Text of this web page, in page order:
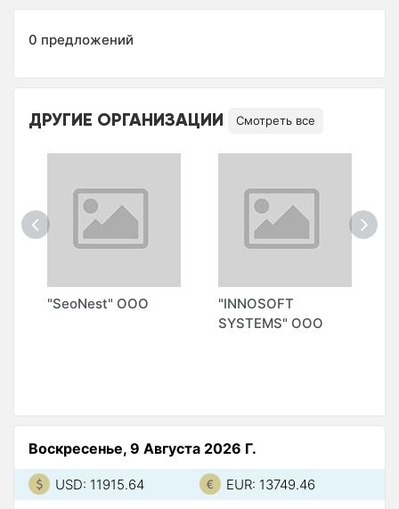
0 предложений
ДРУГИЕ ОРГАНИЗАЦИИ Смотреть все
"SeoNest" ООО
"INNOSOFT
SYSTEMS" ООО
Воскресенье, 9 Августа 2026 Г.
USD: 11915.64 EUR: 13749.46